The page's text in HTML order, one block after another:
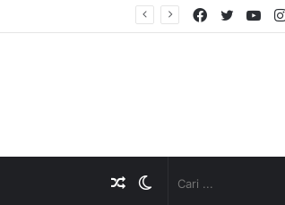
Twitter
Facebook
Switch
Artikel